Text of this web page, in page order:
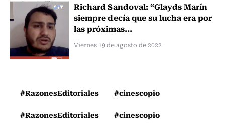
Richard Sandoval: “Glayds Marín
siempre decía que su lucha era por
las próximas...
Viernes 19 de agosto de 2022
#RazonesEditoriales
#cinescopio
#RazonesEditoriales
#cinescopio